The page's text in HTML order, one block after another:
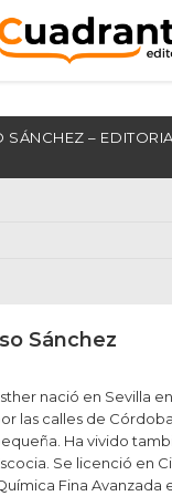
SÁNCHEZ –
Sánchez
nació en Sevilla
las calles de
Ha vivido
Se licenció en
Fina Avanzada